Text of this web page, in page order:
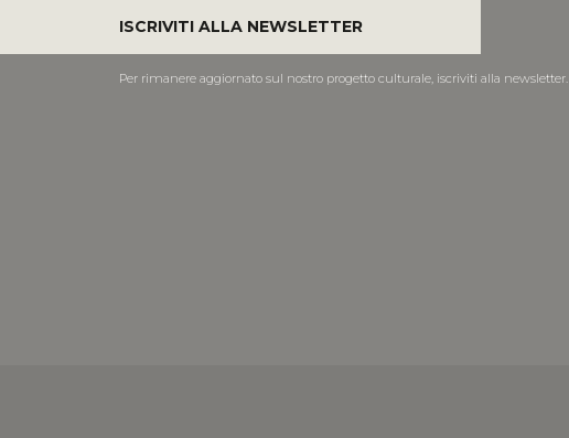
ISCRIVITI ALLA NEWSLETTER
Per rimanere aggiornato sul nostro progetto culturale, iscriviti alla newsletter.